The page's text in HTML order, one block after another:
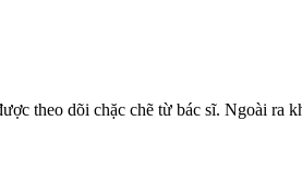
theo dõi chặc chẽ từ bác sĩ. Ngoài ra